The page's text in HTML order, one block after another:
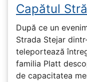
Capătul
După ce un
Strada Stejar
teleportează
familia Platt
de capacitatea